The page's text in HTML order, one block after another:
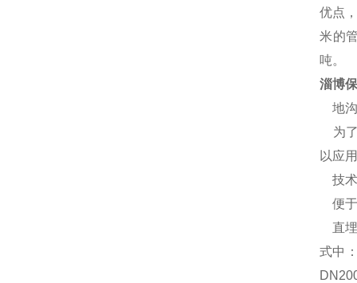
优点
米的
吨。
淄博
地沟
为了
以应
技术
便于
直埋
式中